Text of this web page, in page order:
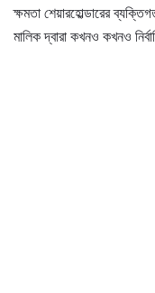
ক্ষমতা শেয়ারহোল্ডারের
মালিক দ্বারা কখনও কখনও